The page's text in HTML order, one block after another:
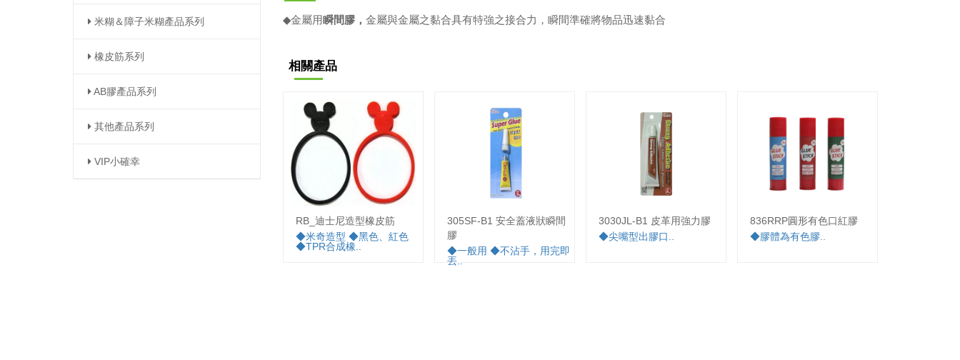
米糊＆障子米糊產品系列
橡皮筋系列
AB膠產品系列
其他產品系列
VIP小確幸
◆金屬用瞬間 膠， 金屬與金屬之黏合具有特強之接合力，瞬間準確將物品迅速黏合
相關產品
RB_迪士尼造型橡皮筋
◆米奇造型 ◆黑色、紅色
◆TPR合成橡..
305SF-B1 安全蓋液狀瞬間
膠
◆一般用 ◆不沾手，用完即
丟..
3030JL-B1 皮革用強力膠
◆尖嘴型出膠口..
836RRP圓形有色口紅膠
◆膠體為有色膠..